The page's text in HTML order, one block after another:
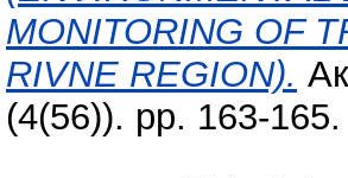
MONITORING OF
RIVNE REGION).
(4(56)). pp. 163-165.